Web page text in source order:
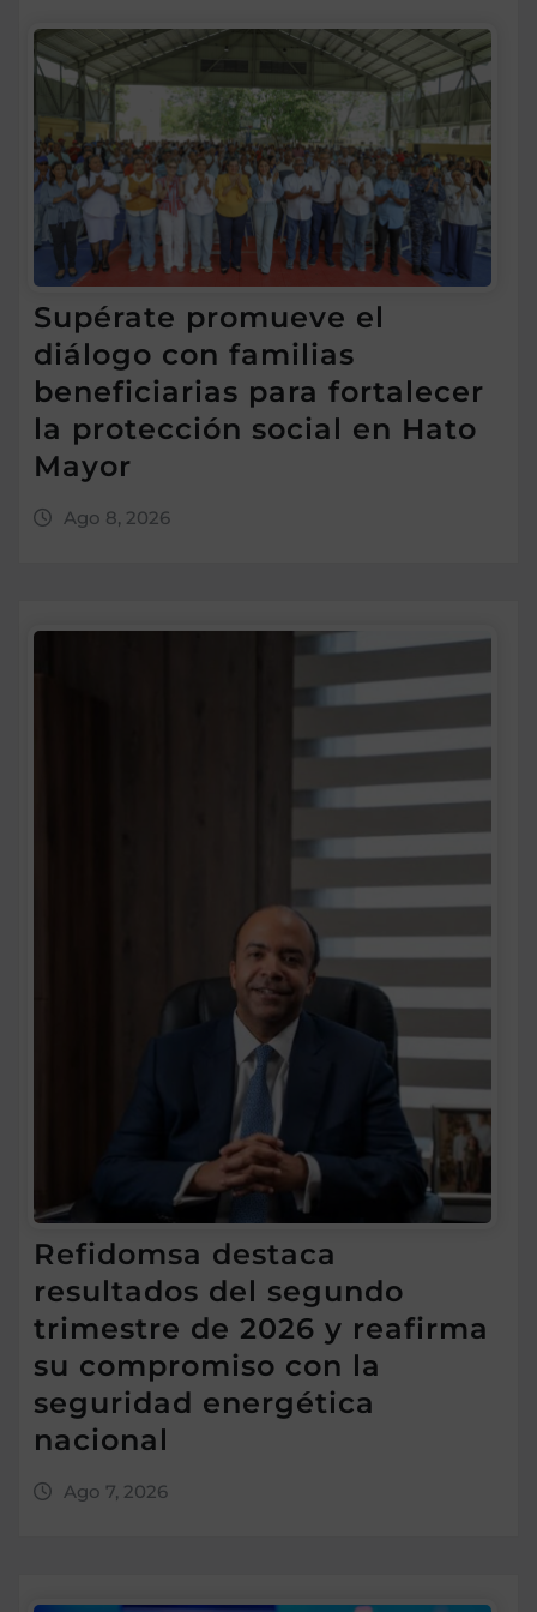
Supérate promueve el
diálogo con familias
beneficiarias para fortalecer
la protección social en Hato
Mayor
Ago 8, 2026
Refidomsa destaca
resultados del segundo
trimestre de 2026 y reafirma
su compromiso con la
seguridad energética
nacional
Ago 7, 2026